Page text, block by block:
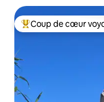
Coups de cœur
Coup de cœur